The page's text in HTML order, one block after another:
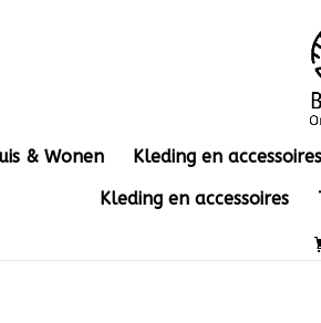
& Wonen Kleding en accessoires
Kleding en accessoires